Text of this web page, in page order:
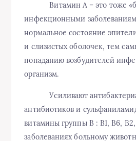
Витамин А – это тоже
инфекционными
нормальное состояние
и слизистых оболочек, тем
попаданию возбудителей
организм.
Усиливают
антибиотиков и
витамины группы В : В1, В6,
заболеваниях больному